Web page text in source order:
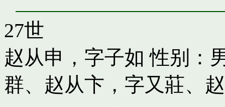
27世
赵从申，字子如 性别：
群、 赵从卞，字又莊、